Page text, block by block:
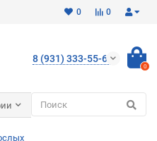
0
0
8 (931) 333-55-65
0